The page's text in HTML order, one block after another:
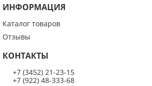
ОПУБЛИКОВАТЬ
Нажатием на кнопку «Опубликовать» я даю свое
персональных данных в соответствии с
ИНФОРМАЦИЯ
Каталог товаров
Отзывы
КОНТАКТЫ
+7 (3452) 21-23-15
+7 (922) 48-333-68